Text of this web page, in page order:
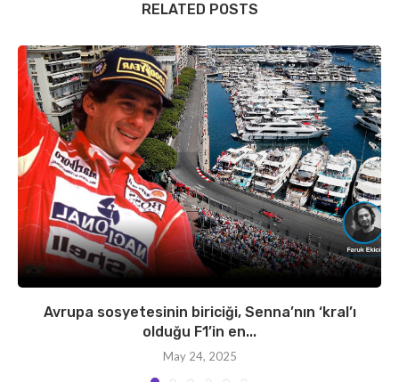
RELATED POSTS
Avrupa sosyetesinin biriciği, Senna’nın ‘kral’ı
olduğu F1’in en...
May 24, 2025